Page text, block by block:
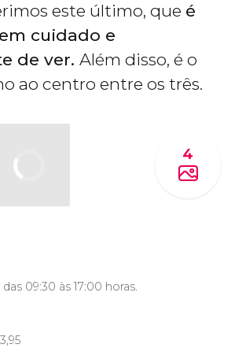
este último, que é
cuidado e
de ver. Além disso, é o
ao centro entre os três.
4
09:30 às 17:00 horas.